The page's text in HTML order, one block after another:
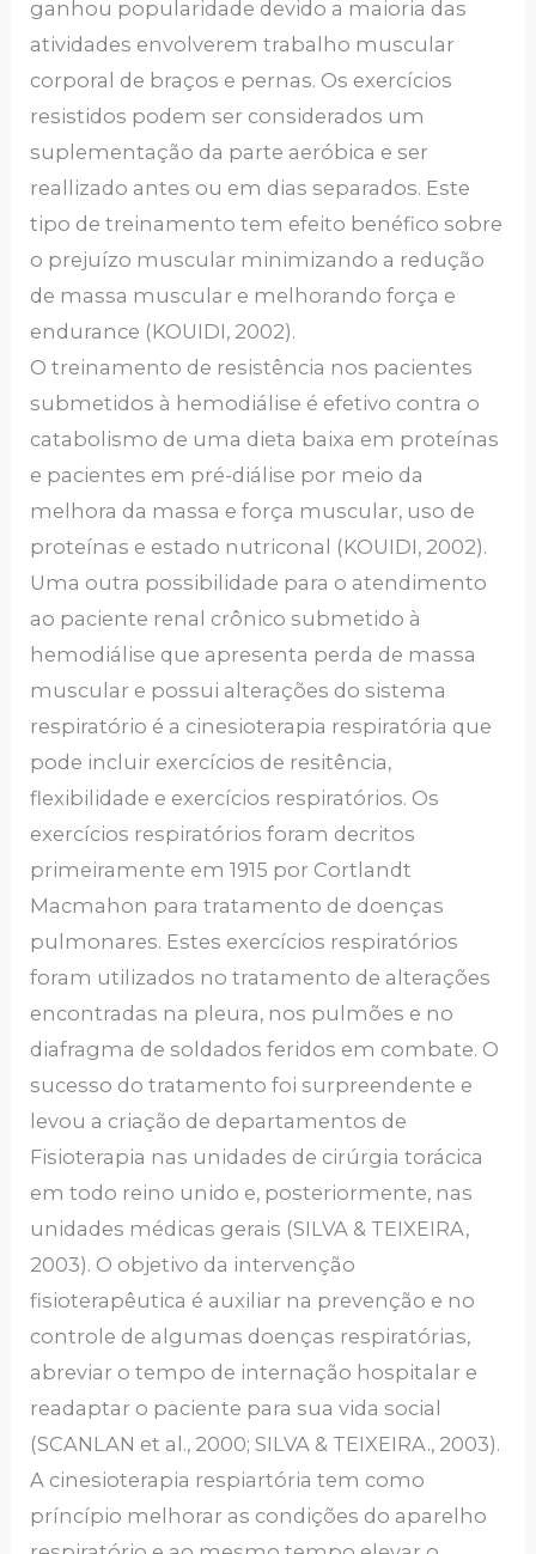
ganhou popularidade devido a maioria das
atividades envolverem trabalho muscular
corporal de braços e pernas. Os exercícios
resistidos podem ser considerados um
suplementação da parte aeróbica e ser
reallizado antes ou em dias separados. Este
tipo de treinamento tem efeito benéfico sobre
o prejuízo muscular minimizando a redução
de massa muscular e melhorando força e
endurance (KOUIDI, 2002).
O treinamento de resistência nos pacientes
submetidos à hemodiálise é efetivo contra o
catabolismo de uma dieta baixa em proteínas
e pacientes em pré-diálise por meio da
melhora da massa e força muscular, uso de
proteínas e estado nutriconal (KOUIDI, 2002).
Uma outra possibilidade para o atendimento
ao paciente renal crônico submetido à
hemodiálise que apresenta perda de massa
muscular e possui alterações do sistema
respiratório é a cinesioterapia respiratória que
pode incluir exercícios de resitência,
flexibilidade e exercícios respiratórios. Os
exercícios respiratórios foram decritos
primeiramente em 1915 por Cortlandt
Macmahon para tratamento de doenças
pulmonares. Estes exercícios respiratórios
foram utilizados no tratamento de alterações
encontradas na pleura, nos pulmões e no
diafragma de soldados feridos em combate. O
sucesso do tratamento foi surpreendente e
levou a criação de departamentos de
Fisioterapia nas unidades de cirúrgia torácica
em todo reino unido e, posteriormente, nas
unidades médicas gerais (SILVA & TEIXEIRA,
2003). O objetivo da intervenção
fisioterapêutica é auxiliar na prevenção e no
controle de algumas doenças respiratórias,
abreviar o tempo de internação hospitalar e
readaptar o paciente para sua vida social
(SCANLAN et al., 2000; SILVA & TEIXEIRA., 2003).
A cinesioterapia respiartória tem como
príncípio melhorar as condições do aparelho